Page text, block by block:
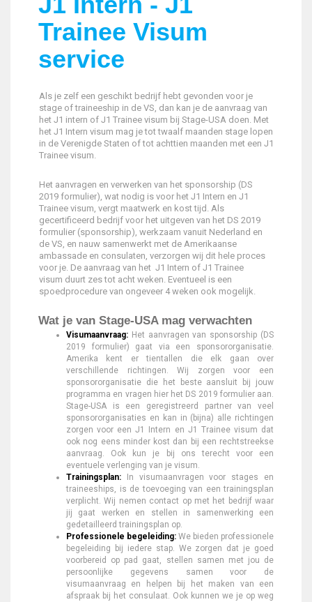
Trainee Visum
service
Als je zelf een geschikt bedrijf hebt gevonden voor je
stage of traineeship in de VS, dan kan je de aanvraag van
het J1 intern of J1 Trainee visum bij Stage-USA doen. Met
het J1 Intern visum mag je tot twaalf maanden stage lopen
in de Verenigde Staten of tot achttien maanden met een J1
Trainee visum.
Het aanvragen en verwerken van het sponsorship (DS
2019 formulier), wat nodig is voor het J1 Intern en J1
Trainee visum, vergt maatwerk en kost tijd. Als
gecertificeerd bedrijf voor het uitgeven van het DS 2019
formulier (sponsorship), werkzaam vanuit Nederland en
de VS, en nauw samenwerkt met de Amerikaanse
ambassade en consulaten, verzorgen wij dit hele proces
voor je. De aanvraag van het J1 Intern of J1 Trainee
visum duurt zes tot acht weken. Eventueel is een
spoedprocedure van ongeveer 4 weken ook mogelijk.
Wat je van Stage-USA mag verwachten
Visumaanvraag: Het aanvragen van sponsorship (DS
2019 formulier) gaat via een sponsororganisatie.
Amerika kent er tientallen die elk gaan over
verschillende richtingen. Wij zorgen voor een
sponsororganisatie die het beste aansluit bij jouw
programma en vragen hier het DS 2019 formulier aan.
Stage-USA is een geregistreerd partner van veel
sponsororganisaties en kan in (bijna) alle richtingen
zorgen voor een J1 Intern en J1 Trainee visum dat
ook nog eens minder kost dan bij een rechtstreekse
aanvraag. Ook kun je bij ons terecht voor een
eventuele verlenging van je visum.
Trainingsplan: In visumaanvragen voor stages en
traineeships, is de toevoeging van een trainingsplan
verplicht. Wij nemen contact op met het bedrijf waar
jij gaat werken en stellen in samenwerking een
gedetailleerd trainingsplan op.
Professionele begeleiding: We bieden professionele
begeleiding bij iedere stap. We zorgen dat je goed
voorbereid op pad gaat, stellen samen met jou de
persoonlijke gegevens samen voor de
visumaanvraag en helpen bij het maken van een
afspraak bij het consulaat. Ook kunnen we je op weg